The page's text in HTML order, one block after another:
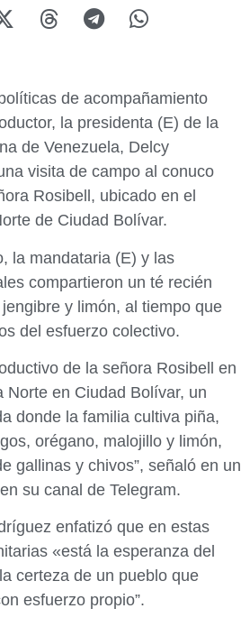
de acompañamiento
la presidenta (E) de la
de Venezuela, Delcy
visita de campo al conuco
Rosibell, ubicado en el
de Ciudad Bolívar.
la mandataria (E) y las
compartieron un té recién
y limón, al tiempo que
del esfuerzo colectivo.
de la señora Rosibell en
Norte en Ciudad Bolívar, un
donde la familia cultiva piña,
orégano, malojillo y limón,
gallinas y chivos”, señaló en un
su canal de Telegram.
enfatizó que en estas
«está la esperanza del
certeza de un pueblo que
esfuerzo propio”.